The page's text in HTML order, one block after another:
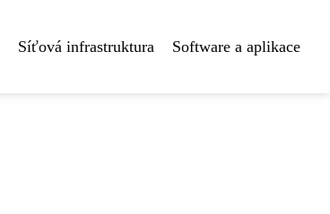
Síťová infrastruktura Software a aplikace